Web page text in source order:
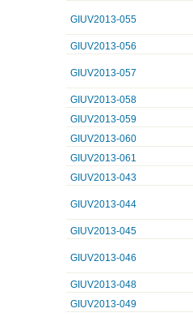
GIUV2013-055
GIUV2013-056
GIUV2013-057
GIUV2013-058
GIUV2013-059
GIUV2013-060
GIUV2013-061
GIUV2013-043
GIUV2013-044
GIUV2013-045
GIUV2013-046
GIUV2013-048
GIUV2013-049